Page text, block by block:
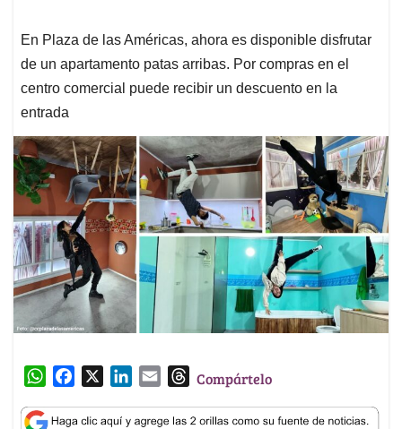
En Plaza de las Américas, ahora es disponible disfrutar
de un apartamento patas arribas. Por compras en el
centro comercial puede recibir un descuento en la
entrada
W
a
c
n
a
T
r
Compártelo